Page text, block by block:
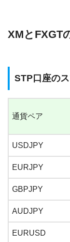
XMとFXGT
STP口座の
通貨ペア
USDJPY
EURJPY
GBPJPY
AUDJPY
EURUSD